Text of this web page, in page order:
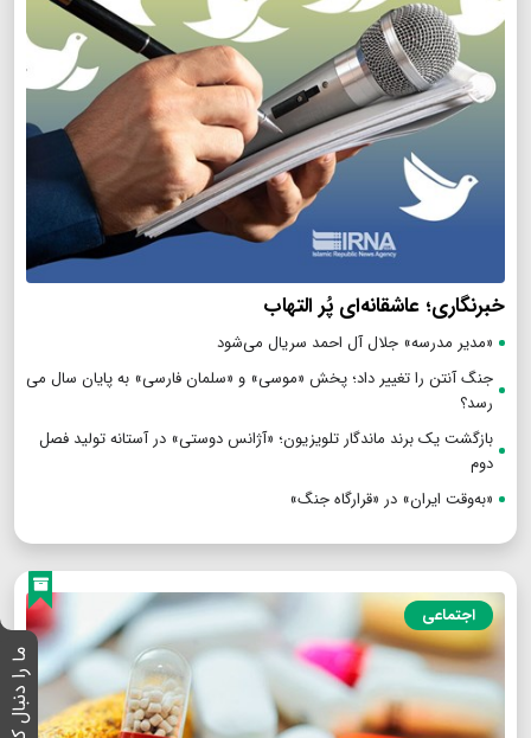
ما را دنبال کنید :
خبرنگاری؛ عاشقانه‌ای پُر التهاب
«مدیر مدرسه» جلال آل احمد سریال می‌شود
جنگ آنتن را تغییر داد؛ پخش «موسی» و «سلمان فارسی» به پایان سال می
رسد؟
بازگشت یک برند ماندگار تلویزیون؛ «آژانس دوستی» در آستانه تولید فصل
دوم
«به‌وقت ایران» در «قرارگاه جنگ»
اجتماعی